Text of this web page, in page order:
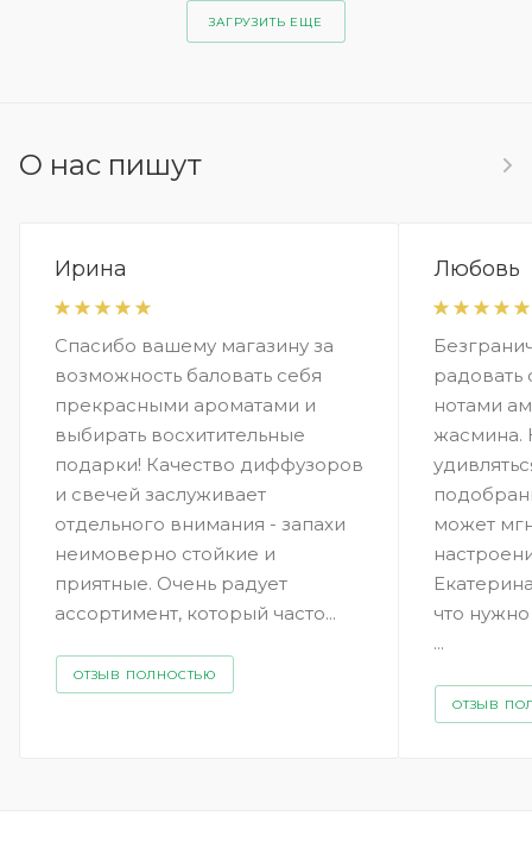
ЗАГРУЗИТЬ ЕЩЕ
О нас пишут
Ирина
Спасибо вашему магазину за
возможность баловать себя
прекрасными ароматами и
выбирать восхитительные
подарки! Качество диффузоров
и свечей заслуживает
отдельного внимания - запахи
неимоверно стойкие и
приятные. Очень радует
ассортимент, который часто...
ОТЗЫВ ПОЛНОСТЬЮ
Любовь
нотами
жасмина.
может
что
...
ОТЗЫВ